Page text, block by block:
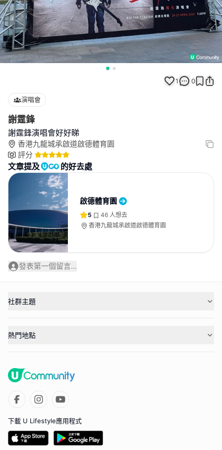
1 0
演唱會
謝霆鋒
謝霆鋒演唱會好好睇
香港九龍城承啟道啟德體育園
評分
文章提及 的好去處
啟德體育園
5 46 人想去
香港九龍城承啟道啟德體育園
發表第一個留言...
社群主題
熱門地點
下載 U Lifestyle應用程式